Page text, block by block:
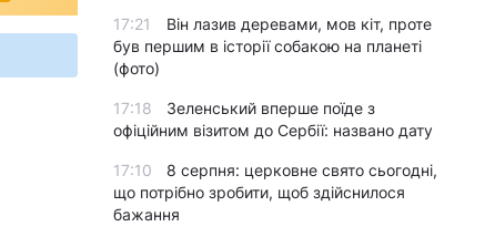
17:21
Він лазив деревами, мов кіт, проте
був першим в історії собакою на планеті
(фото)
17:18
Зеленський вперше поїде з
офіційним візитом до Сербії: названо дату
17:10
8 серпня: церковне свято сьогодні,
що потрібно зробити, щоб здійснилося
бажання